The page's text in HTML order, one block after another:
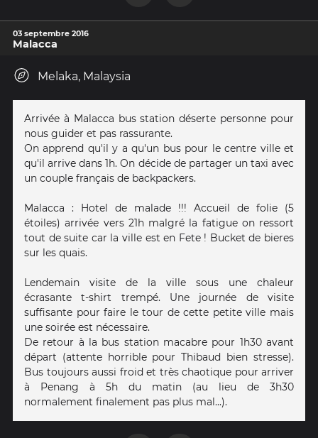
03 septembre 2016
Malacca
Melaka, Malaysia
Arrivée à Malacca bus station déserte personne pour
nous guider et pas rassurante.
On apprend qu'il y a qu'un bus pour le centre ville et
qu'il arrive dans 1h. On décide de partager un taxi avec
un couple français de backpackers.
Malacca : Hotel de malade !!! Accueil de folie (5
étoiles) arrivée vers 21h malgré la fatigue on ressort
tout de suite car la ville est en Fete ! Bucket de bieres
sur les quais.
Lendemain visite de la ville sous une chaleur
écrasante t-shirt trempé. Une journée de visite
suffisante pour faire le tour de cette petite ville mais
une soirée est nécessaire.
De retour à la bus station macabre pour 1h30 avant
départ (attente horrible pour Thibaud bien stresse).
Bus toujours aussi froid et très chaotique pour arriver
à Penang à 5h du matin (au lieu de 3h30
normalement finalement pas plus mal...).